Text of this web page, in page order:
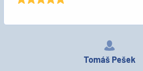
Tomáš Pešek